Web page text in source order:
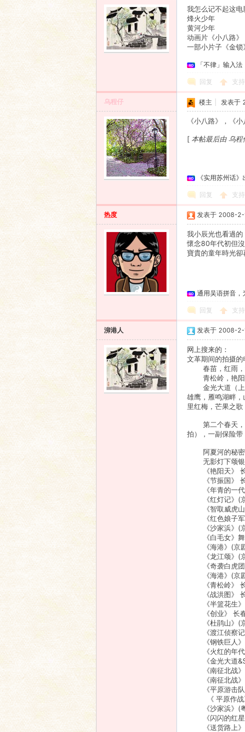
我怎么记不起这电
烽火少年
黄河少年
动画片《小八路》
一部小片子《金锁
「不律」输入
回复 支持
乌程仔 楼主 发表于
《小八路》，《
[ 本帖最后由 乌
《实用苏州话
回复 支持
热度 发表于 2008-2-
我小辰光也看過的
懷念80年代初但
寶貴的童年時光卻
通用吴语拼音，
回复 支持
泖港人 发表于 2008-
网上搜来的：
文革期间的拍摄的
春苗，红雨，
青松岭，艳阳
金光大道（上，
雄鹰，雁鸣湖畔
里红梅，芒果之
第二个春天，火
拍），一副保险
阿夏河的秘密
无影灯下颂银
《艳阳天》 长
《节振国》 长
《年青的一代
《红灯记》(京
《智取威虎山
《红色娘子军
《沙家浜》(京
《白毛女》舞
《海港》(京剧
《龙江颂》(京
《奇袭白虎团
《海港》(京剧
《青松岭》 长
《战洪图》 长
《半篮花生》(
《创业》 长春
《杜鹃山》(京
《渡江侦察记
《钢铁巨人》
《火红的年代
《金光大道
《南征北战》
《南征北战》(
《平原游击队
《 平原作战》
《沙家浜》(粤
《闪闪的红星
《送货路上》(